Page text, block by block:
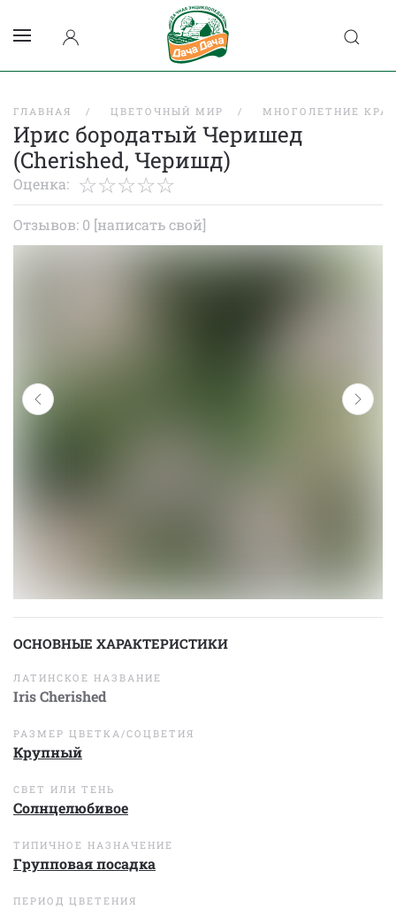
ГЛАВНАЯ ЦВЕТОЧНЫЙ МИР МНОГОЛЕТНИЕ
Ирис бородатый Черишед
(Cherished, Черишд)
Оценка:
Отзывов: 0 [написать свой]
ОСНОВНЫЕ ХАРАКТЕРИСТИКИ
ЛАТИНСКОЕ НАЗВАНИЕ
Iris Cherished
РАЗМЕР ЦВЕТКА/СОЦВЕТИЯ
Крупный
СВЕТ ИЛИ ТЕНЬ
Солнцелюбивое
ТИПИЧНОЕ НАЗНАЧЕНИЕ
Групповая посадка
ПЕРИОД ЦВЕТЕНИЯ